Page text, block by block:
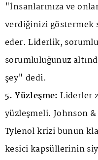
"İnsanlarınıza ve
verdiğinizi göstermek
eder. Liderlik,
sorumluluğunuz
şey" dedi.
5. Yüzleşme: Liderler
yüzleşmeli. Johnson
Tylenol krizi bunun
kesici kapsüllerinin